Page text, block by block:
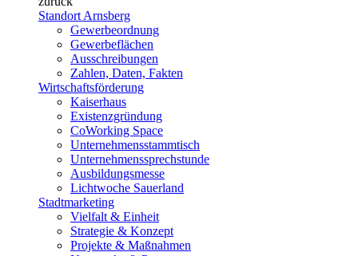
Standort Arnsberg
Gewerbeordnung
Gewerbeflächen
Ausschreibungen
Zahlen, Daten, Fakten
Wirtschaftsförderung
Kaiserhaus
Existenzgründung
CoWorking Space
Unternehmensstammtisch
Unternehmenssprechstunde
Ausbildungsmesse
Lichtwoche Sauerland
Stadtmarketing
Vielfalt & Einheit
Strategie & Konzept
Projekte & Maßnahmen